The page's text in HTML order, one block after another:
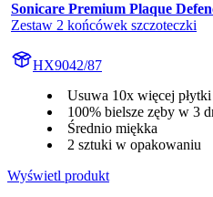
Sonicare Premium Plaque
Zestaw 2 końcówek szczoteczki
HX9042/87
Usuwa 10x więcej
100% bielsze zęby w 3
Średnio miękka
2 sztuki w opakowaniu
Wyświetl produkt